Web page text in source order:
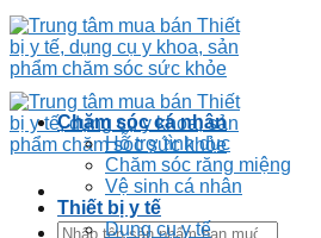
Chăm sóc cá nhân
Hỗ trợ tình dục
Chăm sóc răng miệng
Vệ sinh cá nhân
Thiết bị y tế
Dụng cụ y tế